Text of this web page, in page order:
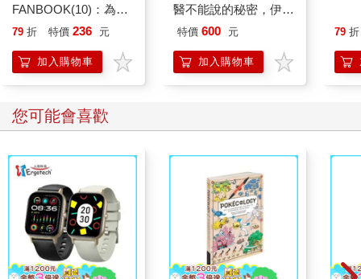
FANBOOK(10)：為了
成為圖書管理員不擇手
79 折 特價 236 元
加入購物車
醫不能說的秘密，伊維
菌素是消炎治癌的良方
特價 600 元
加入購物車
79 折
您可能會喜歡